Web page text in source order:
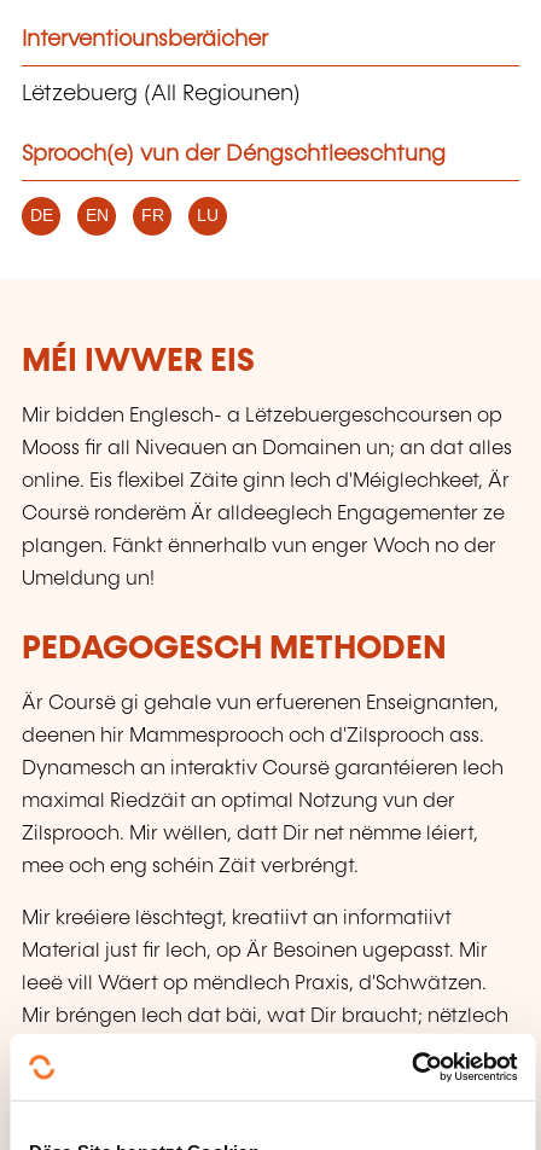
Interventiounsberäicher
Lëtzebuerg (All Regiounen)
Sprooch(e) vun der Déngschtleeschtung
DE EN FR LU
MÉI IWWER EIS
Mir bidden Englesch- a Lëtzebuergeschcoursen op
Mooss fir all Niveauen an Domainen un; an dat alles
online. Eis flexibel Zäite ginn Iech d'Méiglechkeet, Är
Coursë ronderëm Är alldeeglech Engagementer ze
plangen. Fänkt ënnerhalb vun enger Woch no der
Umeldung un!
PEDAGOGESCH METHODEN
Är Coursë gi gehale vun erfuerenen Enseignanten,
deenen hir Mammesprooch och d'Zilsprooch ass.
Dynamesch an interaktiv Coursë garantéieren Iech
maximal Riedzäit an optimal Notzung vun der
Zilsprooch. Mir wëllen, datt Dir net nëmme léiert,
mee och eng schéin Zäit verbréngt.
Mir kreéiere lëschtegt, kreatiivt an informatiivt
Material just fir Iech, op Är Besoinen ugepasst. Mir
leeë vill Wäert op mëndlech Praxis, d'Schwätzen.
Mir bréngen Iech dat bäi, wat Dir braucht; nëtzlech
Dir sot eis, wat Dir wëllt a wat Dir braucht. Mir